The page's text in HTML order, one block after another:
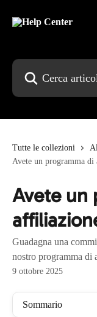
Cerca articoli…
Tutte le collezioni
Avete un programma
Avete un
Guadagna una
nostro programma di
9 ottobre 2025
Sommario